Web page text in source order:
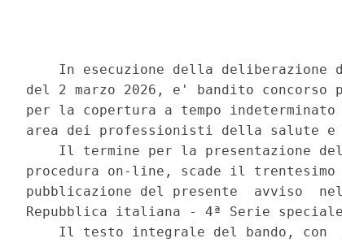
In esecuzione della deliberazione
del 2 marzo 2026, e' bandito
per la copertura a tempo
area dei professionisti della salute
Il termine per la presentazione
procedura on-line, scade il
pubblicazione del presente  avviso
Repubblica italiana - 4ª Serie
Il testo integrale del bando, con